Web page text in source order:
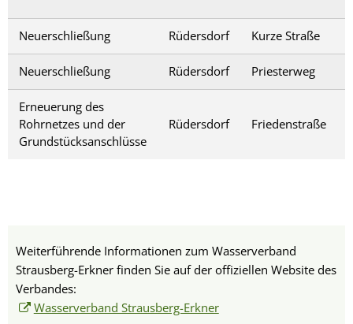
Neuerschließung Rüdersdorf Kurze Straße
Neuerschließung Rüdersdorf Priesterweg
Erneuerung des
Rohrnetzes und der
Grundstücksanschlüsse
Rüdersdorf Friedenstraße
Weiterführende Informationen zum Wasserverband
Strausberg-Erkner finden Sie auf der offiziellen Website des
Verbandes:
Wasserverband Strausberg-Erkner